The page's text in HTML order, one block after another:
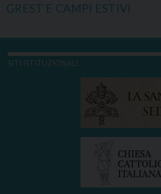
GREST E CAMPI ESTIVI
SITI ISTITUZIONALI